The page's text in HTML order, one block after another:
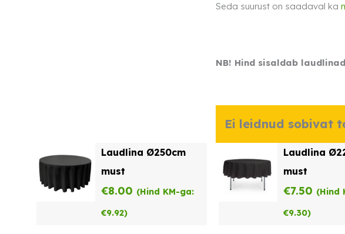
Seda suurust on saadaval ka
NB! Hind sisaldab
Ei leidnud sobivat
Laudlina Ø250cm
must
€8.00 (Hind KM-ga:
€9.92)
Laudlina
must
€7.50 (Hind
€9.30)